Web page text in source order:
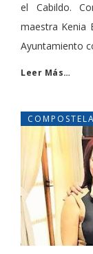
el Cabildo.
maestra Kenia
Ayuntamiento
Leer Más…
COMPOSTELA